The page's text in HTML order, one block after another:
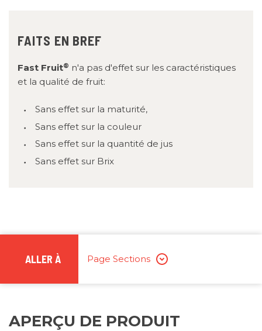
FAITS EN BREF
Fast Fruit® n'a pas d'effet sur les caractéristiques
et la qualité de fruit:
Sans effet sur la maturité,
Sans effet sur la couleur
Sans effet sur la quantité de jus
Sans effet sur Brix
ALLER À Page Sections
APERÇU DE PRODUIT